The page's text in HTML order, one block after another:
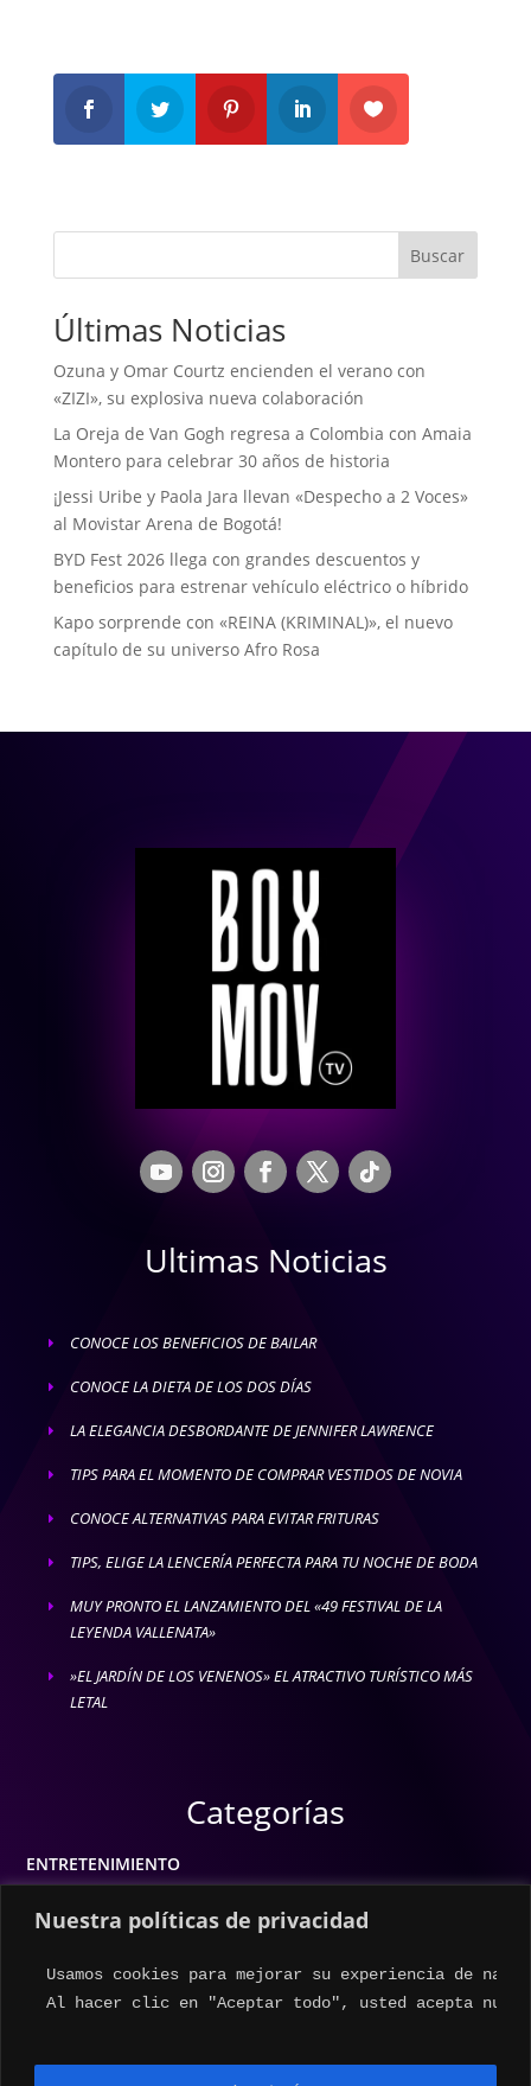
Nuestra políticas de privacidad
Usamos cookies para mejorar su experiencia de
Al hacer clic en "Aceptar todo", usted acepta
Buscar
Últimas Noticias
Ozuna y Omar Courtz encienden el verano con
«ZIZI», su explosiva nueva colaboración
La Oreja de Van Gogh regresa a Colombia con Amaia
Montero para celebrar 30 años de historia
¡Jessi Uribe y Paola Jara llevan «Despecho a 2 Voces»
al Movistar Arena de Bogotá!
BYD Fest 2026 llega con grandes descuentos y
beneficios para estrenar vehículo eléctrico o híbrido
Kapo sorprende con «REINA (KRIMINAL)», el nuevo
capítulo de su universo Afro Rosa
Ultimas Noticias
E CONOCE LOS BENEFICIOS DE BAILAR
E CONOCE LA DIETA DE LOS DOS DÍAS
E LA ELEGANCIA DESBORDANTE DE JENNIFER LAWRENCE
E TIPS PARA EL MOMENTO DE COMPRAR VESTIDOS DE NOVIA
E CONOCE ALTERNATIVAS PARA EVITAR FRITURAS
E TIPS, ELIGE LA LENCERÍA PERFECTA PARA TU NOCHE DE BODA
E
MUY PRONTO EL LANZAMIENTO DEL «49 FESTIVAL DE LA
LEYENDA VALLENATA»
E
»EL JARDÍN DE LOS VENENOS» EL ATRACTIVO TURÍSTICO MÁS
LETAL
Categorías
ENTRETENIMIENTO
ESTILO DE VIDA